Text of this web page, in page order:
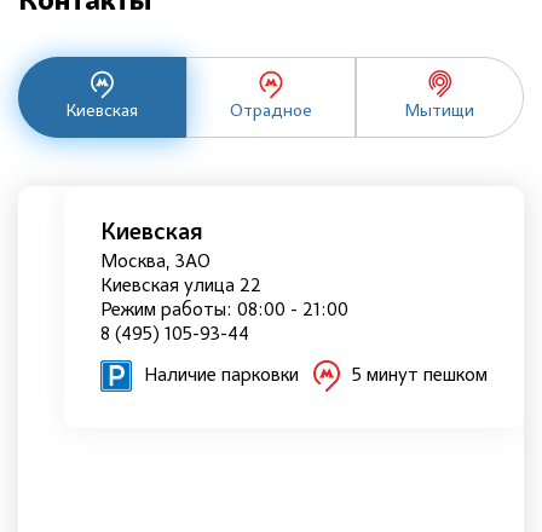
Киевская Отрадное Мытищи
Киевская
Москва, ЗАО
Киевская улица 22
Режим работы: 08:00 - 21:00
8 (495) 105-93-44
Наличие парковки 5 минут пешком